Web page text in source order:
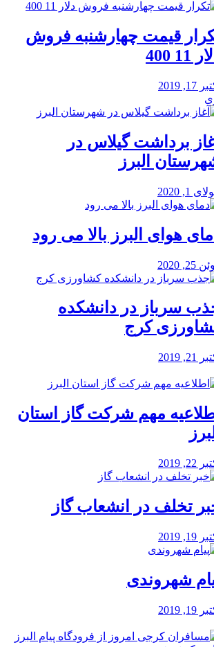
قیمت چهارشنبه فروش
400
17, 2019
برداشت گیلاس در
البرز
1, 2020
هوای البرز بالا می رود
25, 2020
سرباز در دانشکده
کرج
21, 2019
مهم شرکت گاز استان
22, 2019
تخلف در انشعاب گاز
19, 2019
شهروندی
19, 2019